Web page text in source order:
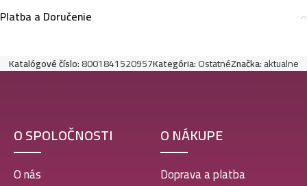
Platba a Doručenie
Katalógové číslo:8001841520957Kategória:OstatnéZnačka:aktualne
O SPOLOČNOSTI
O nás
O NÁKUPE
Doprava a platba